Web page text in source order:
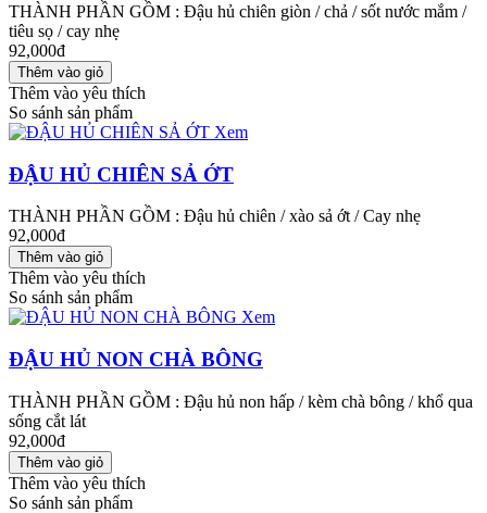
THÀNH PHẦN GỒM : Đậu hủ chiên giòn / chả / sốt nước mắm /
tiêu sọ / cay nhẹ
92,000đ
Thêm vào yêu thích
So sánh sản phẩm
Xem
ĐẬU HỦ CHIÊN SẢ ỚT
THÀNH PHẦN GỒM : Đậu hủ chiên / xào sả ớt / Cay nhẹ
92,000đ
Thêm vào yêu thích
So sánh sản phẩm
Xem
ĐẬU HỦ NON CHÀ BÔNG
THÀNH PHẦN GỒM : Đậu hủ non hấp / kèm chà bông / khổ qua
sống cắt lát
92,000đ
Thêm vào yêu thích
So sánh sản phẩm